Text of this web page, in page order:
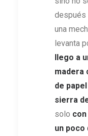
después
una
levanta
llego a
madera
de
sierra
solo
un poco